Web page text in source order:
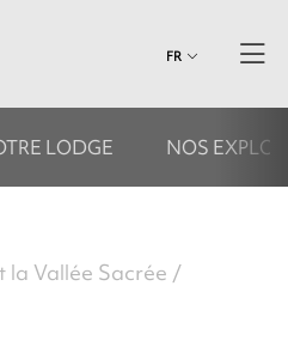
FR
LODGE NOS
la Vallée Sacrée